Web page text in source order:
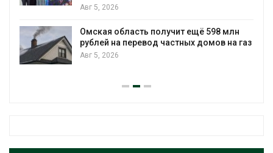
Авг 5, 2026
Омская область получит ещё 598 млн
рублей на перевод частных домов на газ
Авг 5, 2026